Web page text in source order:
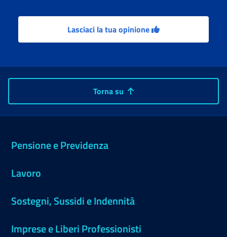
Lasciaci la tua opinione
Torna su
Pensione e Previdenza
Lavoro
Sostegni, Sussidi e Indennità
Imprese e Liberi Professionisti